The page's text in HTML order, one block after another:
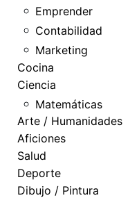
Emprender
Contabilidad
Marketing
Cocina
Ciencia
Matemáticas
Arte / Humanidades
Aficiones
Salud
Deporte
Dibujo / Pintura